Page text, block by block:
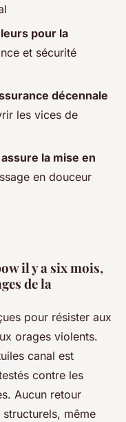
pour la
et sécurité
décennale
les vices de
la mise en
en douceur
il y a six mois,
de la
pour résister aux
orages violents.
canal est
contre les
Aucun retour
structurels, même